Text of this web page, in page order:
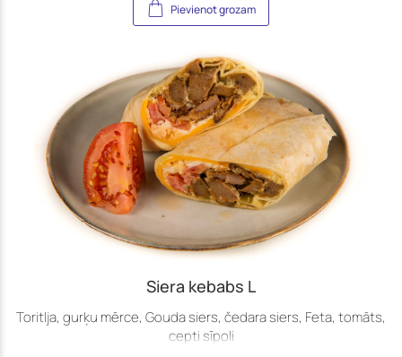
Pievienot grozam
Siera kebabs L
Toritlja, gurķu mērce, Gouda siers, čedara siers, Feta, tomāts,
cepti sīpoli